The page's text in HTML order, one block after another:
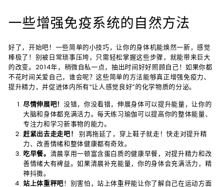
一些增强免疫系统的自然方法
好了，开始吧！一些简单的小技巧，让你的身体机能焕然一新，感觉
棒极了！别被日常琐事压垮，只需轻松掌握这些步骤，就能带来巨大
的改变。2014年，稍微自私一点，抽出时间好好照顾自己！如果你都
不花时间关爱自己，谁会呢？这些简单的方法能够真正增强免疫力、
提升精力，并促进体内所有“让人感觉良好”的化学物质的分泌。
尽情伸展吧！ 没错，你没看错，伸展身体可以提升能量，让你的
大脑和身体都充满活力。每天练习瑜伽可以提高你的整体能量、
专注力和学习新事物的能力。
赶紧出去走走吧！
别再拖延了，穿上鞋子就走！快走对提升精
力、改善情绪和整体健康都有奇效。
吃早餐。 清晨享用一顿富含蛋白质的健康早餐，对提升精力和改
善情绪大有裨益。如果清晨补充能量，你的身体会充满活力，精
神抖擞。
站上体重秤吧！别害怕，站上体重秤能让你了解自己在运动方面